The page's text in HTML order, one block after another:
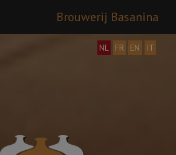
Brouwerij Basanina
NL FR EN IT